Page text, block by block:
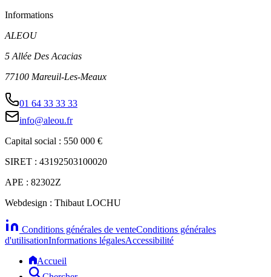
Informations
ALEOU
5 Allée Des Acacias
77100 Mareuil-Les-Meaux
01 64 33 33 33
info@aleou.fr
Capital social : 550 000 €
SIRET : 43192503100020
APE : 82302Z
Webdesign : Thibaut LOCHU
Conditions générales de venteConditions générales
d'utilisationInformations légalesAccessibilité
Accueil